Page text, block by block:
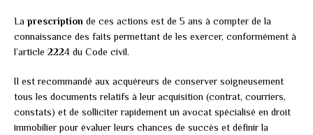
La prescription de ces actions est de 5 ans à compter de la
connaissance des faits permettant de les exercer, conformément à
l’article 2224 du Code civil.
Il est recommandé aux acquéreurs de conserver soigneusement
tous les documents relatifs à leur acquisition (contrat, courriers,
constats) et de solliciter rapidement un avocat spécialisé en droit
immobilier pour évaluer leurs chances de succès et définir la